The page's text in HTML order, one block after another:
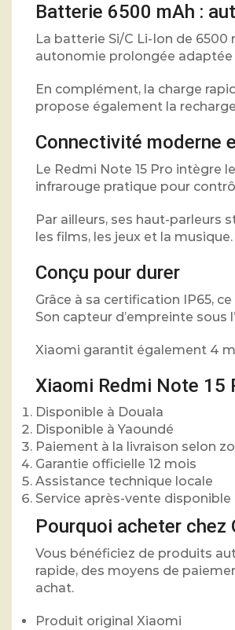
Batterie 6500 mAh :
La batterie Si/C Li-Ion de 6500
autonomie prolongée adaptée
En complément, la charge
propose également la
Connectivité moderne
Le Redmi Note 15 Pro intègre
infrarouge pratique pour
Par ailleurs, ses haut-
les films, les jeux et la musique.
Conçu pour durer
Grâce à sa certification IP65,
Son capteur d’empreinte sous
Xiaomi garantit également 4
Xiaomi Redmi Note 15
Disponible à Douala
Disponible à Yaoundé
Paiement à la livraison selon
Garantie officielle 12 mois
Assistance technique locale
Service après-vente disponible
Pourquoi acheter chez
Vous bénéficiez de produits
rapide, des moyens de
achat.
Produit original Xiaomi